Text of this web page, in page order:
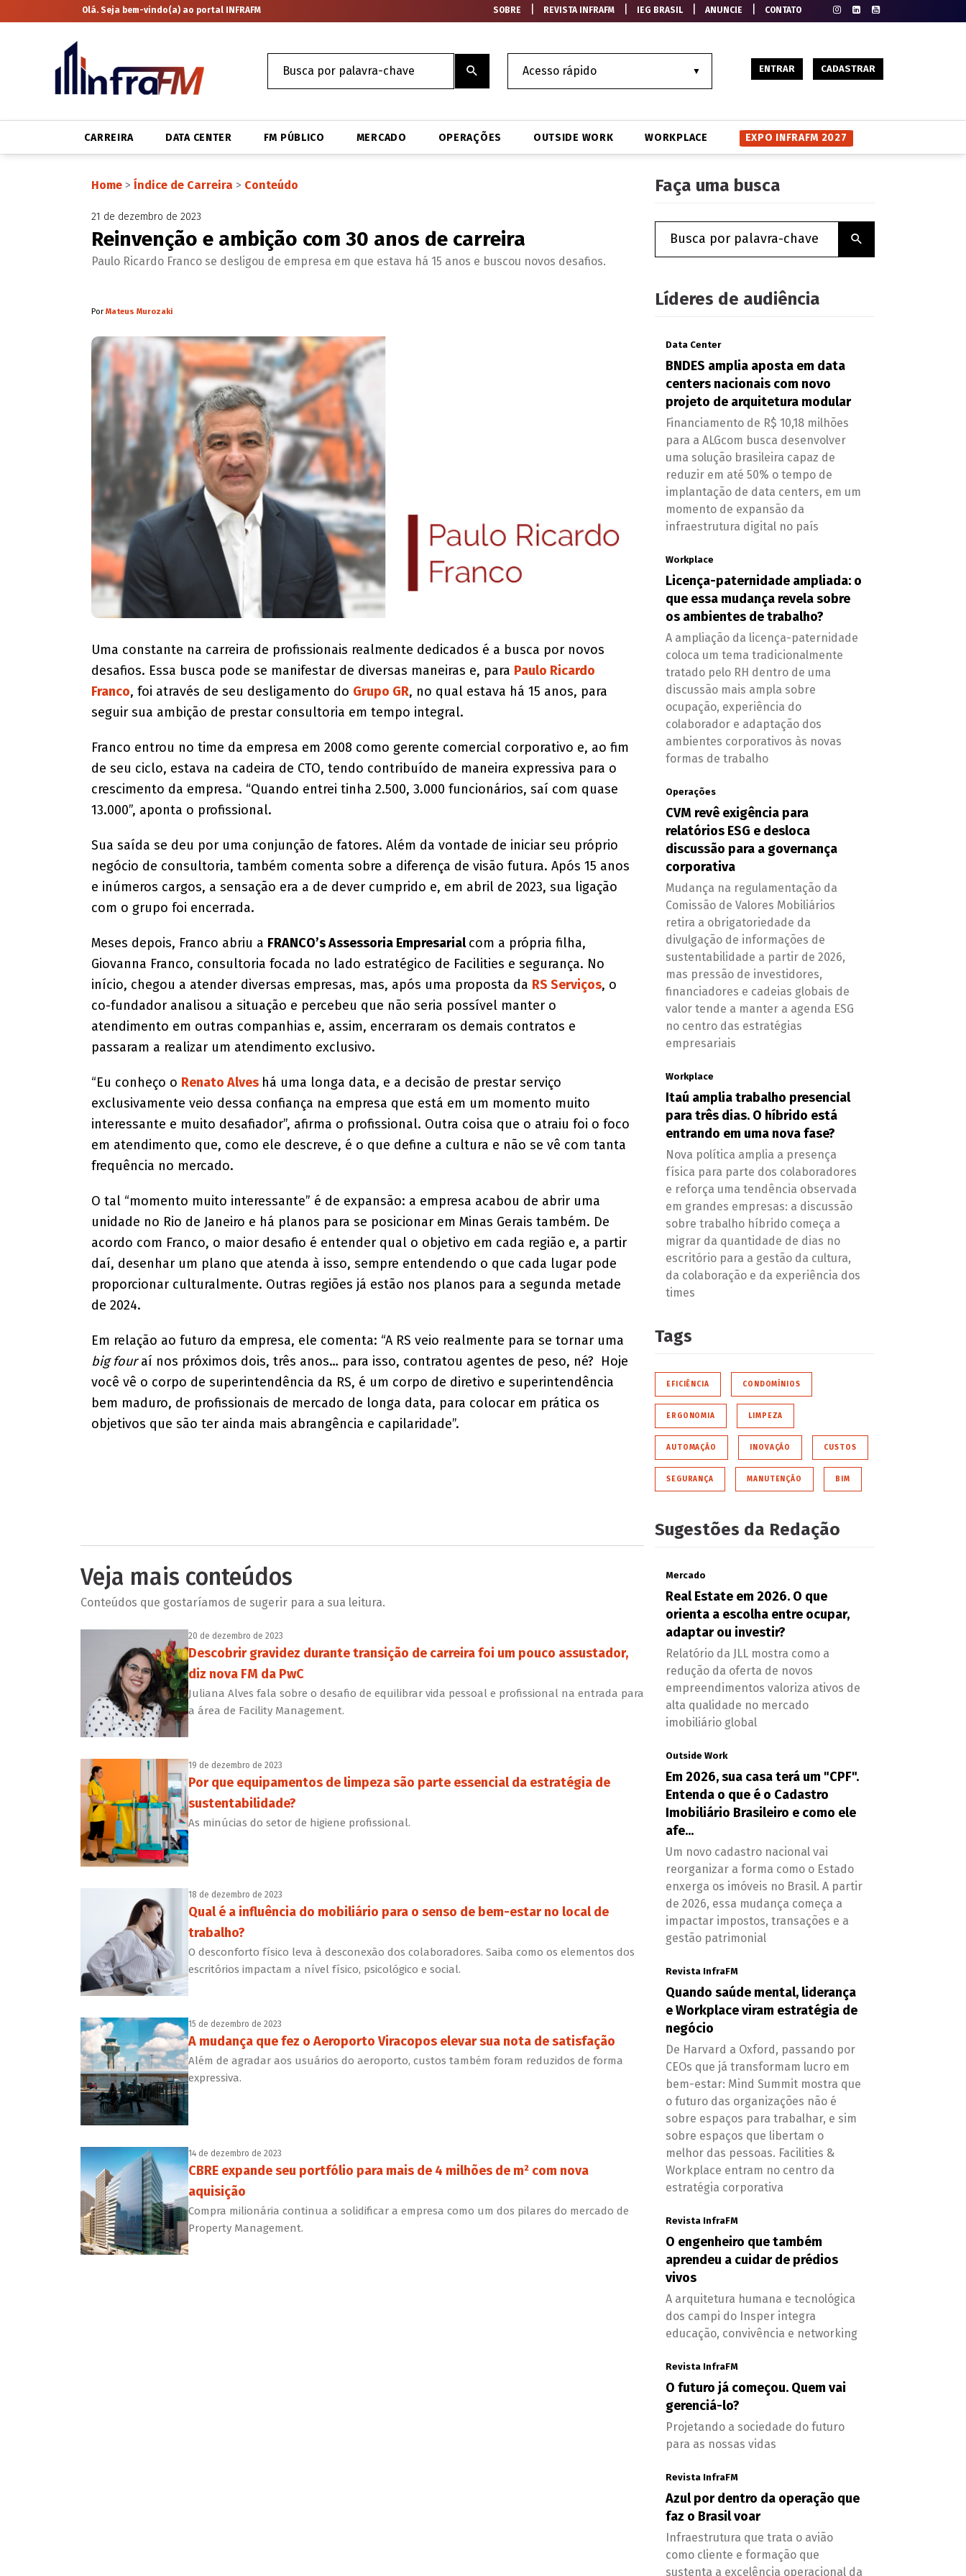
Olá. Seja bem-vindo(a) ao portal INFRAFM SOBRE REVISTA INFRAFM IEG BRASIL|ANUNCIE CONTATO
ENTRAR CADASTRAR
CARREIRA DATA CENTER FM PÚBLICO MERCADO OPERAÇÕES OUTSIDE WORK WORKPLACE EXPO INFRAFM 2027
Home> Índice de Carreira > Conteúdo
21 de dezembro de 2023
Reinvenção e ambição com 30 anos de carreira
Paulo Ricardo Franco se desligou de empresa em que estava há 15 anos e buscou novos desafios.
Por Mateus Murozaki
Uma constante na carreira de profissionais realmente dedicados é a busca por novos
desafios. Essa busca pode se manifestar de diversas maneiras e, para Paulo Ricardo
Franco, foi através de seu desligamento do Grupo GR, no qual estava há 15 anos, para
seguir sua ambição de prestar consultoria em tempo integral.
Franco entrou no time da empresa em 2008 como gerente comercial corporativo e, ao fim
de seu ciclo, estava na cadeira de CTO, tendo contribuído de maneira expressiva para o
crescimento da empresa. “Quando entrei tinha 2.500, 3.000 funcionários, saí com quase
13.000”, aponta o profissional.
Sua saída se deu por uma conjunção de fatores. Além da vontade de iniciar seu próprio
negócio de consultoria, também comenta sobre a diferença de visão futura. Após 15 anos
e inúmeros cargos, a sensação era a de dever cumprido e, em abril de 2023, sua ligação
com o grupo foi encerrada.
Meses depois, Franco abriu a FRANCO’s Assessoria Empresarialcom a própria filha,
Giovanna Franco, consultoria focada no lado estratégico de Facilities e segurança. No
início, chegou a atender diversas empresas, mas, após uma proposta da RS Serviços, o
co-fundador analisou a situação e percebeu que não seria possível manter o
atendimento em outras companhias e, assim, encerraram os demais contratos e
passaram a realizar um atendimento exclusivo.
“Eu conheço o Renato Alves há uma longa data, e a decisão de prestar serviço
exclusivamente veio dessa confiança na empresa que está em um momento muito
interessante e muito desafiador”, afirma o profissional. Outra coisa que o atraiu foi o foco
em atendimento que, como ele descreve, é o que define a cultura e não se vê com tanta
frequência no mercado.
O tal “momento muito interessante” é de expansão: a empresa acabou de abrir uma
unidade no Rio de Janeiro e há planos para se posicionar em Minas Gerais também. De
acordo com Franco, o maior desafio é entender qual o objetivo em cada região e, a partir
daí, desenhar um plano que atenda à isso, sempre entendendo o que cada lugar pode
proporcionar culturalmente. Outras regiões já estão nos planos para a segunda metade
de 2024.
Em relação ao futuro da empresa, ele comenta: “A RS veio realmente para se tornar uma
big fouraí nos próximos dois, três anos… para isso, contratou agentes de peso, né? Hoje
você vê o corpo de superintendência da RS, é um corpo de diretivo e superintendência
bem maduro, de profissionais de mercado de longa data, para colocar em prática os
objetivos que são ter ainda mais abrangência e capilaridade”.
Veja mais conteúdos
Conteúdos que gostaríamos de sugerir para a sua leitura.
20 de dezembro de 2023
Descobrir gravidez durante transição de carreira foi um pouco assustador,
diz nova FM da PwC
Juliana Alves fala sobre o desafio de equilibrar vida pessoal e profissional na entrada para
a área de Facility Management.
19 de dezembro de 2023
Por que equipamentos de limpeza são parte essencial da estratégia de
sustentabilidade?
As minúcias do setor de higiene profissional.
18 de dezembro de 2023
Qual é a influência do mobiliário para o senso de bem-estar no local de
trabalho?
O desconforto físico leva à desconexão dos colaboradores. Saiba como os elementos dos
escritórios impactam a nível físico, psicológico e social.
15 de dezembro de 2023
A mudança que fez o Aeroporto Viracopos elevar sua nota de satisfação
Além de agradar aos usuários do aeroporto, custos também foram reduzidos de forma
expressiva.
14 de dezembro de 2023
CBRE expande seu portfólio para mais de 4 milhões de m² com nova
aquisição
Compra milionária continua a solidificar a empresa como um dos pilares do mercado de
Property Management.
Faça uma busca
Líderes de audiência
Data Center
BNDES amplia aposta em data
centers nacionais com novo
projeto de arquitetura modular
Financiamento de R$ 10,18 milhões
para a ALGcom busca desenvolver
uma solução brasileira capaz de
reduzir em até 50% o tempo de
implantação de data centers, em um
momento de expansão da
infraestrutura digital no país
Workplace
Licença-paternidade ampliada: o
que essa mudança revela sobre
os ambientes de trabalho?
A ampliação da licença-paternidade
coloca um tema tradicionalmente
tratado pelo RH dentro de uma
discussão mais ampla sobre
ocupação, experiência do
colaborador e adaptação dos
ambientes corporativos às novas
formas de trabalho
Operações
CVM revê exigência para
relatórios ESG e desloca
discussão para a governança
corporativa
Mudança na regulamentação da
Comissão de Valores Mobiliários
retira a obrigatoriedade da
divulgação de informações de
sustentabilidade a partir de 2026,
mas pressão de investidores,
financiadores e cadeias globais de
valor tende a manter a agenda ESG
no centro das estratégias
empresariais
Workplace
Itaú amplia trabalho presencial
para três dias. O híbrido está
entrando em uma nova fase?
Nova política amplia a presença
física para parte dos colaboradores
e reforça uma tendência observada
em grandes empresas: a discussão
sobre trabalho híbrido começa a
migrar da quantidade de dias no
escritório para a gestão da cultura,
da colaboração e da experiência dos
times
Tags
EFICIÊNCIA CONDOMÍNIOS
ERGONOMIA LIMPEZA
AUTOMAÇÃO INOVAÇÃO CUSTOS
SEGURANÇA MANUTENÇÃO BIM
Sugestões da Redação
Mercado
Real Estate em 2026. O que
orienta a escolha entre ocupar,
adaptar ou investir?
Relatório da JLL mostra como a
redução da oferta de novos
empreendimentos valoriza ativos de
alta qualidade no mercado
imobiliário global
Outside Work
Em 2026, sua casa terá um "CPF".
Entenda o que é o Cadastro
Imobiliário Brasileiro e como ele
afe...
Um novo cadastro nacional vai
reorganizar a forma como o Estado
enxerga os imóveis no Brasil. A partir
de 2026, essa mudança começa a
impactar impostos, transações e a
gestão patrimonial
Revista InfraFM
Quando saúde mental, liderança
e Workplace viram estratégia de
negócio
De Harvard a Oxford, passando por
CEOs que já transformam lucro em
bem-estar: Mind Summit mostra que
o futuro das organizações não é
sobre espaços para trabalhar, e sim
sobre espaços que libertam o
melhor das pessoas. Facilities &
Workplace entram no centro da
estratégia corporativa
Revista InfraFM
O engenheiro que também
aprendeu a cuidar de prédios
vivos
A arquitetura humana e tecnológica
dos campi do Insper integra
educação, convivência e networking
Revista InfraFM
O futuro já começou. Quem vai
gerenciá-lo?
Projetando a sociedade do futuro
para as nossas vidas
Revista InfraFM
Azul por dentro da operação que
faz o Brasil voar
Infraestrutura que trata o avião
como cliente e formação que
sustenta a excelência operacional da